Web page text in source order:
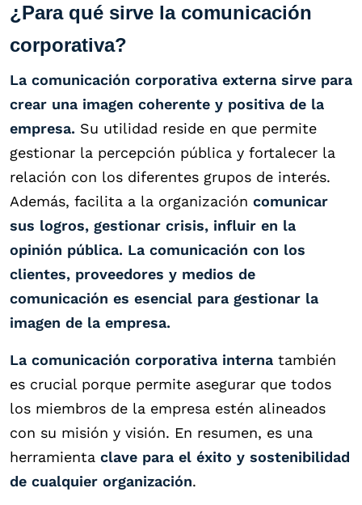
¿Para qué sirve la comunicación
corporativa?
La comunicación corporativa externa sirve para
crear una imagen coherente y positiva de la
empresa. Su utilidad reside en que permite
gestionar la percepción pública y fortalecer la
relación con los diferentes grupos de interés.
Además, facilita a la organización comunicar
sus logros, gestionar crisis, influir en la
opinión pública. La comunicación con los
clientes, proveedores y medios de
comunicación es esencial para gestionar la
imagen de la empresa.
La comunicación corporativa interna también
es crucial porque permite asegurar que todos
los miembros de la empresa estén alineados
con su misión y visión. En resumen, es una
herramienta clave para el éxito y sostenibilidad
de cualquier organización.